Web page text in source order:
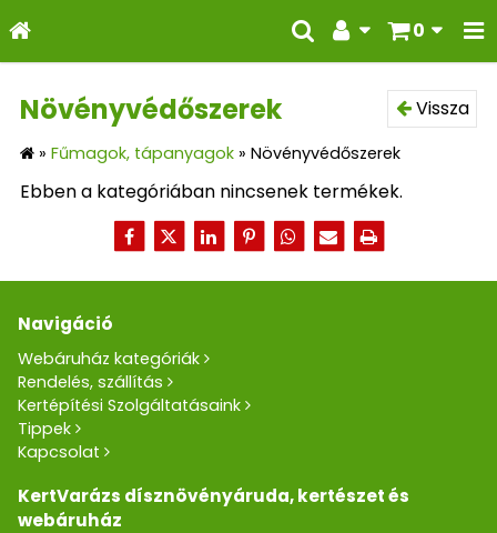
0
Vissza
Növényvédőszerek
» Fűmagok, tápanyagok » Növényvédőszerek
Ebben a kategóriában nincsenek termékek.
Navigáció
Webáruház kategóriák
Rendelés, szállítás
Kertépítési Szolgáltatásaink
Tippek
Kapcsolat
KertVarázs dísznövényáruda, kertészet és
webáruház